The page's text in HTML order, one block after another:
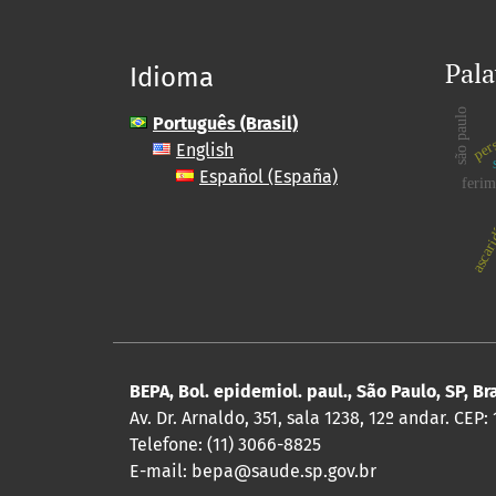
Idioma
Português (Brasil)
English
Español (España)
são paulo
BEPA, Bol. epidemiol. paul., São Paulo, SP,
Av. Dr. Arnaldo, 351, sala 1238, 12º andar.
Telefone: (11) 3066-8825
E-mail: bepa@saude.sp.gov.br